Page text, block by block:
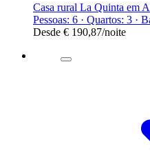
Casa rural La Quinta em
Pessoas: 6 · Quartos: 3 ·
Desde € 190,87/noite